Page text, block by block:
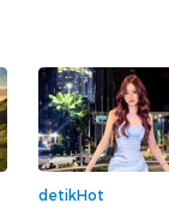
detikHot